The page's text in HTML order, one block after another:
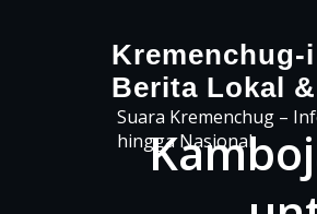
Kremenchug-
Berita Lokal
Suara Kremenchug –
hingga Nasional